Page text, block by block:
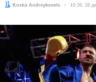
Автор:Kostia Andreykovets Дата:
10:26, 28